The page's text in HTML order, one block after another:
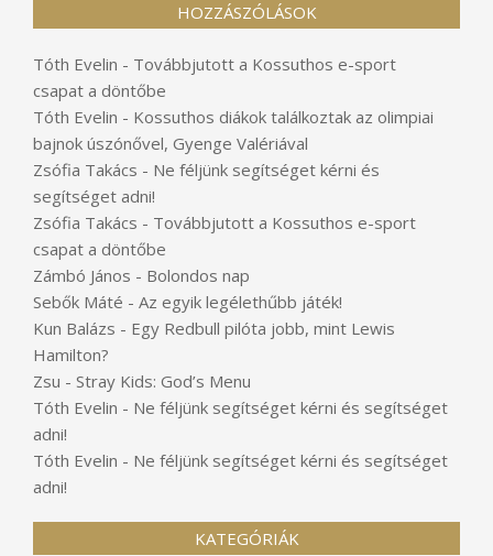
HOZZÁSZÓLÁSOK
Tóth Evelin - Továbbjutott a Kossuthos e-sport
csapat a döntőbe
Tóth Evelin - Kossuthos diákok találkoztak az olimpiai
bajnok úszónővel, Gyenge Valériával
Zsófia Takács - Ne féljünk segítséget kérni és
segítséget adni!
Zsófia Takács - Továbbjutott a Kossuthos e-sport
csapat a döntőbe
Zámbó János - Bolondos nap
Sebők Máté - Az egyik legélethűbb játék!
Kun Balázs - Egy Redbull pilóta jobb, mint Lewis
Hamilton?
Zsu - Stray Kids: God’s Menu
Tóth Evelin - Ne féljünk segítséget kérni és segítséget
adni!
Tóth Evelin - Ne féljünk segítséget kérni és segítséget
adni!
KATEGÓRIÁK